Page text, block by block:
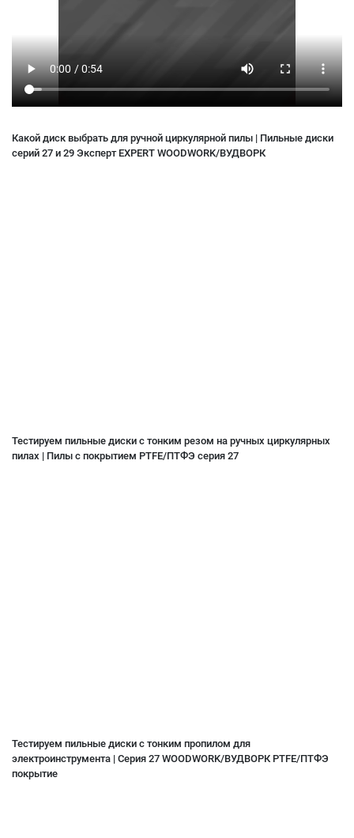
Какой диск выбрать для ручной циркулярной пилы | Пильные диски
серий 27 и 29 Эксперт EXPERT WOODWORK/ВУДВОРК
Тестируем пильные диски с тонким резом на ручных циркулярных
пилах | Пилы с покрытием PTFE/ПТФЭ серия 27
Тестируем пильные диски с тонким пропилом для
электроинструмента | Серия 27 WOODWORK/ВУДВОРК PTFE/ПТФЭ
покрытие